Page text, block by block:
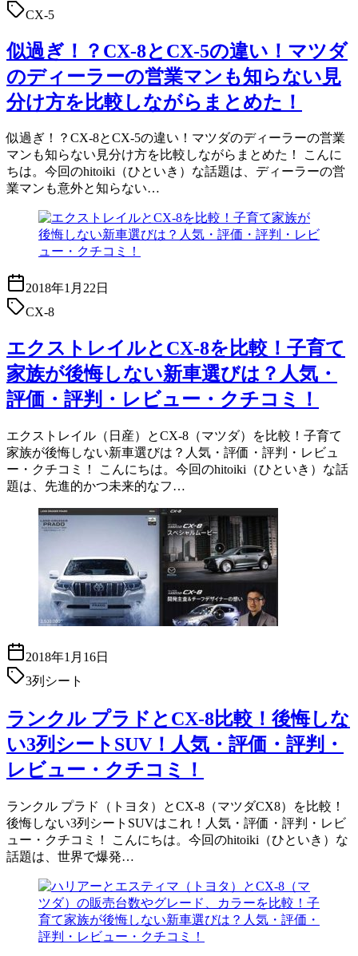
CX-5
似過ぎ！？CX-8とCX-5の違い！マツダ
のディーラーの営業マンも知らない見
分け方を比較しながらまとめた！
似過ぎ！？CX-8とCX-5の違い！マツダのディーラーの営業
マンも知らない見分け方を比較しながらまとめた！ こんに
ちは。今回のhitoiki（ひといき）な話題は、ディーラーの営
業マンも意外と知らない…
2018年1月22日
CX-8
エクストレイルとCX-8を比較！子育て
家族が後悔しない新車選びは？人気・
評価・評判・レビュー・クチコミ！
エクストレイル（日産）とCX-8（マツダ）を比較！子育て
家族が後悔しない新車選びは？人気・評価・評判・レビュ
ー・クチコミ！ こんにちは。今回のhitoiki（ひといき）な話
題は、先進的かつ未来的なフ…
2018年1月16日
3列シート
ランクル プラドとCX-8比較！後悔しな
い3列シートSUV！人気・評価・評判・
レビュー・クチコミ！
ランクル プラド（トヨタ）とCX-8（マツダCX8）を比較！
後悔しない3列シートSUVはこれ！人気・評価・評判・レビ
ュー・クチコミ！ こんにちは。今回のhitoiki（ひといき）な
話題は、世界で爆発…